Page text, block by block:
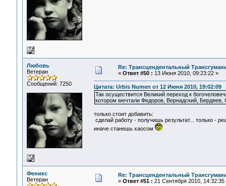
Любовь
Ветеран
Сообщений: 7250
Re: Трансцендентальный
« Ответ #50 : 13 Июня 2010, 09:23:22 »
Цитата: Urbis Numen от 12 Июня 2010, 19:02:09
Так осуществится Великий переход к
котором мечтали Федоров, Вернадский,
только стоит добавить:
сделай работу - получишь результат... только -
иначе станешь хаосом
Феникс
Ветеран
Re: Трансцендентальный
« Ответ #51 : 21 Сентября 2010, 14:32:35